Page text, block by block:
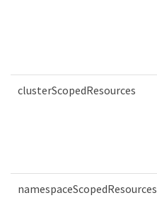
clusterScopedResources
namespaceScopedResources